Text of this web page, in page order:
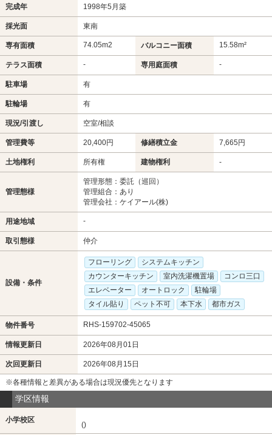
完成年 1998年5月築
採光面 東南
専有面積 74.05m2 バルコニー面積 15.58m²
テラス面積 - 専用庭面積 -
駐車場 有
駐輪場 有
現況/引渡し 空室/相談
管理費等 20,400円 修繕積立金 7,665円
土地権利 所有権 建物権利 -
管理態様
管理形態：委託（巡回）
管理組合：あり
管理会社：ケイアール(株)
用途地域 -
取引態様 仲介
設備・条件
フローリング
システムキッチン
カウンターキッチン
室内洗濯機置場
コンロ三口
エレベーター
オートロック
駐輪場
タイル貼り
ペット不可 本下水 都市ガス
物件番号 RHS-159702-45065
情報更新日 2026年08月01日
次回更新日 2026年08月15日
※各種情報と差異がある場合は現況優先となります
学区情報
小学校区
()